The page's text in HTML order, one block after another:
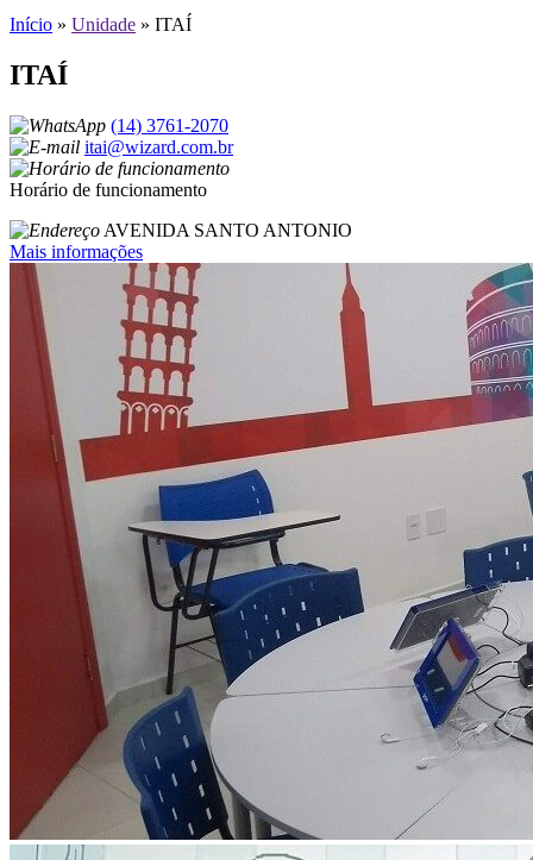
Início » Unidade » ITAÍ
ITAÍ
(14) 3761-2070
itai@wizard.com.br
Horário de funcionamento
AVENIDA SANTO ANTONIO
Mais informações